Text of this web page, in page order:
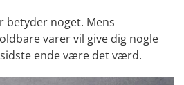
betyder noget. Mens
varer vil give dig nogle
ende være det værd.